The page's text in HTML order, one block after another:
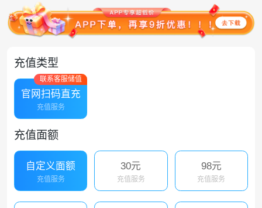
充值类型
联系客服储值
官网扫码直充
充值服务
充值面额
自定义面额
充值服务
30元
充值服务
98元
充值服务